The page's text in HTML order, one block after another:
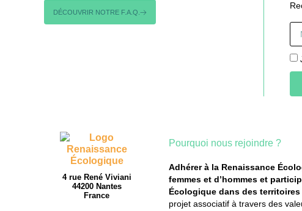
DÉCOUVRIR NOTRE F.A.Q.
4 rue René Viviani
44200 Nantes
France
Pourquoi nous rejoindre ?
Adhérer à la Renaissance
femmes et d’hommes et
Écologique dans des
projet associatif à travers des